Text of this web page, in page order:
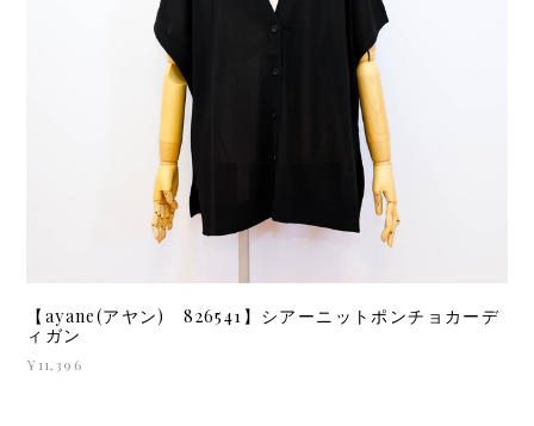
【ayane(アヤン) 826541】シアーニットポンチョカーデ
ィガン
¥11,396